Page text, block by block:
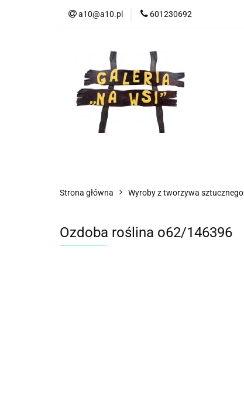
a10@a10.pl 601230692
Strona główna Wyroby z tworzywa sztucznego
Ozdoba roślina o62/146396